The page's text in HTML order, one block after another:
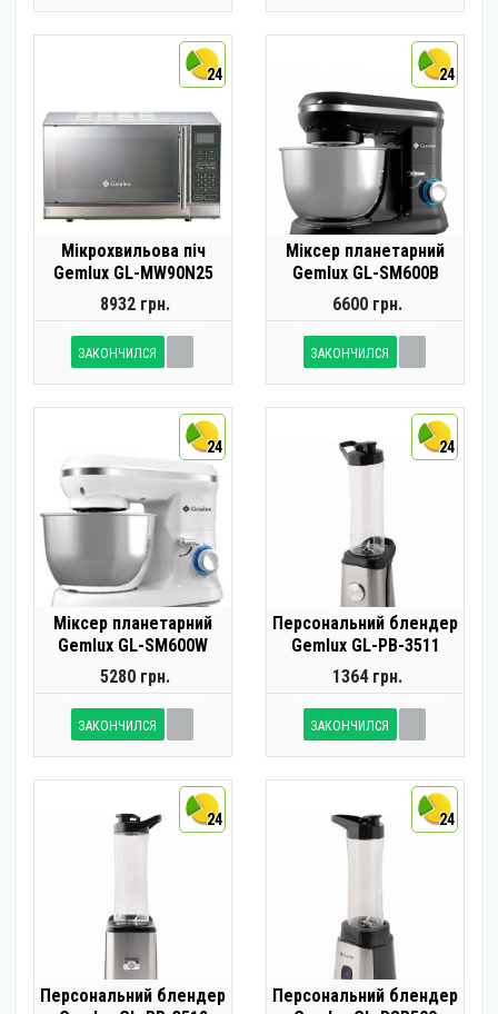
24
Мікрохвильова піч
Gemlux GL-MW90N25
8932 грн.
ЗАКОНЧИЛСЯ
24
Міксер планетарний
Gemlux GL-SM600B
6600 грн.
ЗАКОНЧИЛСЯ
24
Міксер планетарний
Gemlux GL-SM600W
5280 грн.
ЗАКОНЧИЛСЯ
24
Персональний блендер
Gemlux GL-PB-3511
1364 грн.
ЗАКОНЧИЛСЯ
24
Персональний блендер
24
Персональний блендер